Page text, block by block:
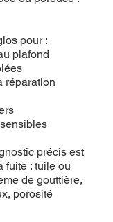
pour :
plafond
réparation
précis est
fuite : tuile ou
de gouttière,
porosité